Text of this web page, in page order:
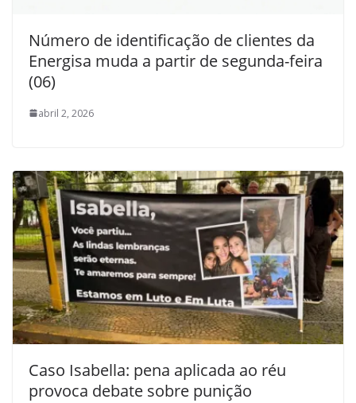
Número de identificação de clientes da
Energisa muda a partir de segunda-feira
(06)
abril 2, 2026
Caso Isabella: pena aplicada ao réu
provoca debate sobre punição